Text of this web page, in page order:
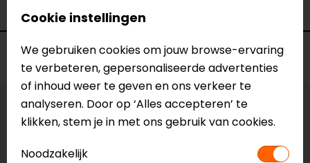
Voorraad
Maat:
Laatst beschikbare maat!
Cookie instellingen
We gebruiken cookies om jouw browse-ervaring
te verbeteren, gepersonaliseerde advertenties
of inhoud weer te geven en ons verkeer te
analyseren. Door op ‘Alles accepteren’ te
klikken, stem je in met ons gebruik van cookies.
Noodzakelijk